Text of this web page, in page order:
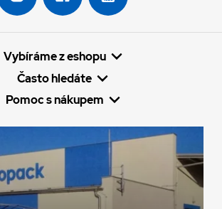
Vybíráme z eshopu
Často hledáte
Pomoc s nákupem